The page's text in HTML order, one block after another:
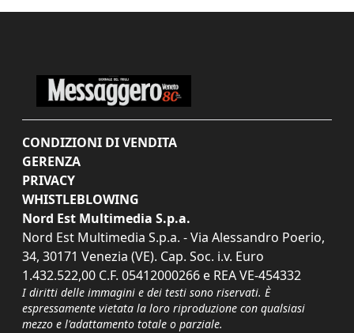
CONDIZIONI DI VENDITA
GERENZA
PRIVACY
WHISTLEBLOWING
Nord Est Multimedia S.p.a.
Nord Est Multimedia S.p.a. - Via Alessandro Poerio,
34, 30171 Venezia (VE). Cap. Soc. i.v. Euro
1.432.522,00 C.F. 05412000266 e REA VE-454332
I diritti delle immagini e dei testi sono riservati. È
espressamente vietata la loro riproduzione con qualsiasi
mezzo e l'adattamento totale o parziale.